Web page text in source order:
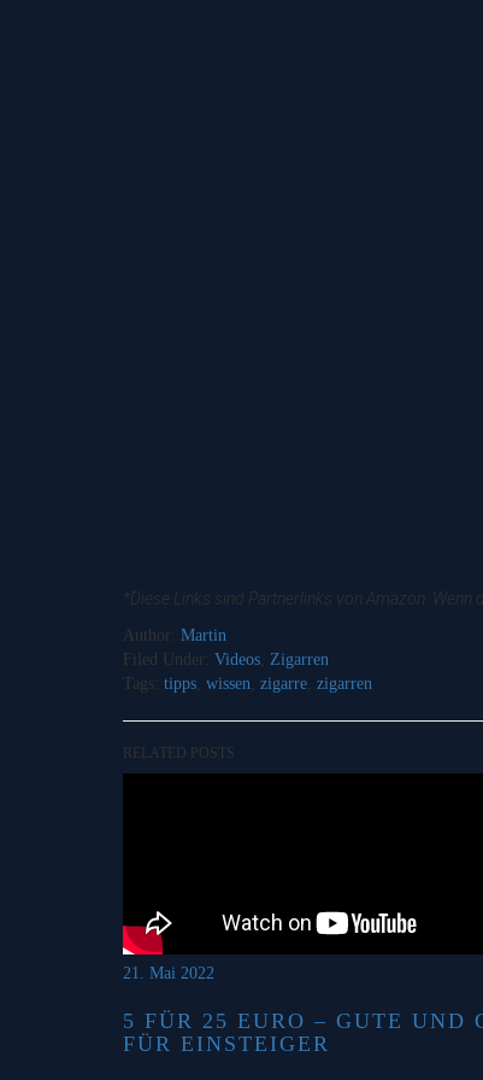
*Diese Links sind Partnerlinks von Amazon.
Author: Martin
Filed Under: Videos Zigarren
Tags: tipps wissen zigarre zigarren
RELATED POSTS
21. Mai 2022
5 FÜR 25 EURO – GUTE UND
FÜR EINSTEIGER